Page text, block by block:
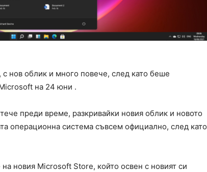
нов облик и много повече, след като беше
на 24 юни .
преди време, разкривайки новия облик и новото
операционна система съвсем официално, след като
новия Microsoft Store, който освен с новият си